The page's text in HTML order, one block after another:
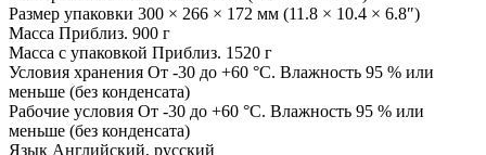
Размер упаковки 300 × 266 × 172 мм (11.8 × 10.4 × 6.8″)
Масса Приблиз. 900 г
Масса с упаковкой Приблиз. 1520 г
Условия хранения От -30 до +60 °C. Влажность 95 % или
меньше (без конденсата)
Рабочие условия От -30 до +60 °C. Влажность 95 % или
меньше (без конденсата)
Язык Английский, русский